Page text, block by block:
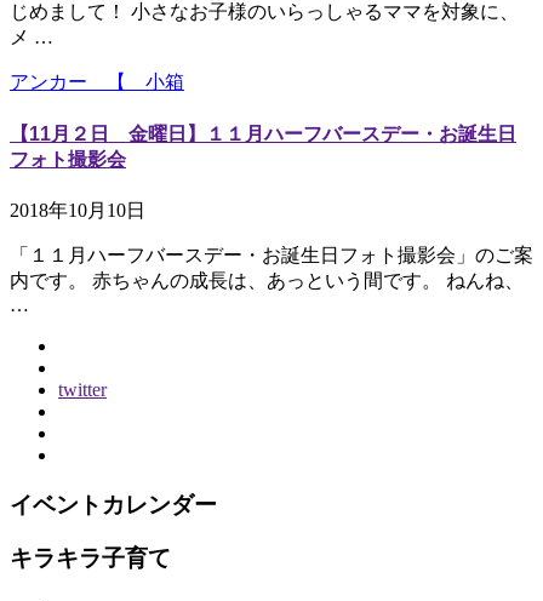
じめまして！ 小さなお子様のいらっしゃるママを対象に、
メ …
アンカー 【 小箱
【11月２日 金曜日】１１月ハーフバースデー・お誕生日
フォト撮影会
2018年10月10日
「１１月ハーフバースデー・お誕生日フォト撮影会」のご案
内です。 赤ちゃんの成長は、あっという間です。 ねんね、
…
twitter
イベントカレンダー
キラキラ子育て